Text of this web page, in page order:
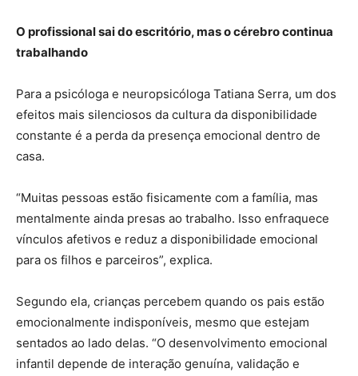
O profissional sai do escritório, mas o cérebro continua
trabalhando
Para a psicóloga e neuropsicóloga Tatiana Serra, um dos
efeitos mais silenciosos da cultura da disponibilidade
constante é a perda da presença emocional dentro de
casa.
“Muitas pessoas estão fisicamente com a família, mas
mentalmente ainda presas ao trabalho. Isso enfraquece
vínculos afetivos e reduz a disponibilidade emocional
para os filhos e parceiros”, explica.
Segundo ela, crianças percebem quando os pais estão
emocionalmente indisponíveis, mesmo que estejam
sentados ao lado delas. “O desenvolvimento emocional
infantil depende de interação genuína, validação e